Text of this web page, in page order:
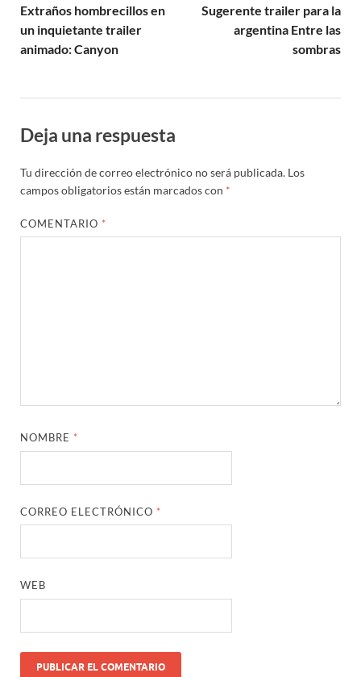
Extraños hombrecillos en
un inquietante trailer
animado: Canyon
Sugerente trailer para la
argentina Entre las
sombras
Deja una respuesta
Tu dirección de correo electrónico no será publicada. Los
campos obligatorios están marcados con *
COMENTARIO *
NOMBRE *
CORREO ELECTRÓNICO *
WEB